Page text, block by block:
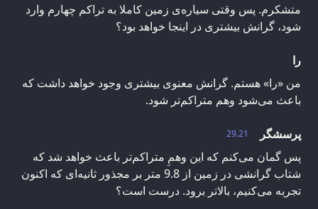
متشکرم. پس وقتی سیاره‌ی زمین کاملا به تراکم چهارم وارد
شود، گرانش بیشتری در اینجا خواهد بود؟
را
من «را» هستم. گرانش معنوی بیشتری وجود خواهد داشت که
باعث می‌شود وهم متراکم‌تر شود.
29.21
پرسشگر
پس گمان می‌کنم که این وهمِ متراکم‌تر باعث خواهد شد که
شتاب گرانشی در زمین از 9.8 متر بر مجذور ثانیه‌ای که اکنون
تجربه می‌کنیم، بالاتر برود. درست است؟